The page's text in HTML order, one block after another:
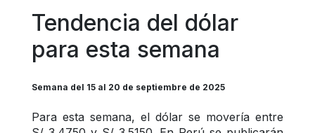
Tendencia del dólar
para esta semana
Semana del 15 al 20 de septiembre de 2025
Para esta semana, el dólar se movería entre